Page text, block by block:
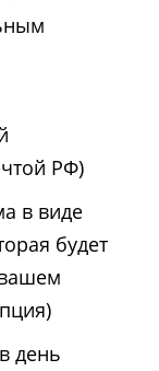
РФ)
в виде
будет
день